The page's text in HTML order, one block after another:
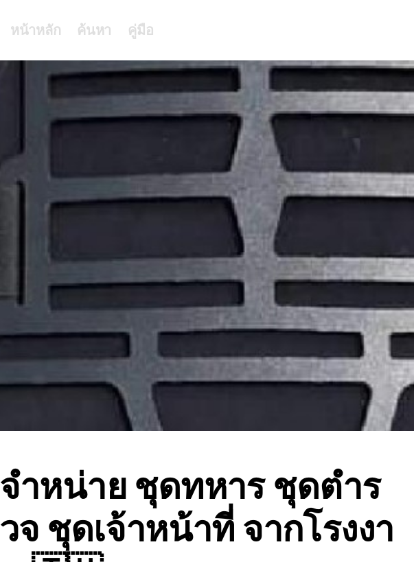
หน้าหลัก ค้นหา คู่มือ
จำหน่าย ชุดทหาร ชุดตำร
วจ ชุดเจ้าหน้าที่ จากโรงงา